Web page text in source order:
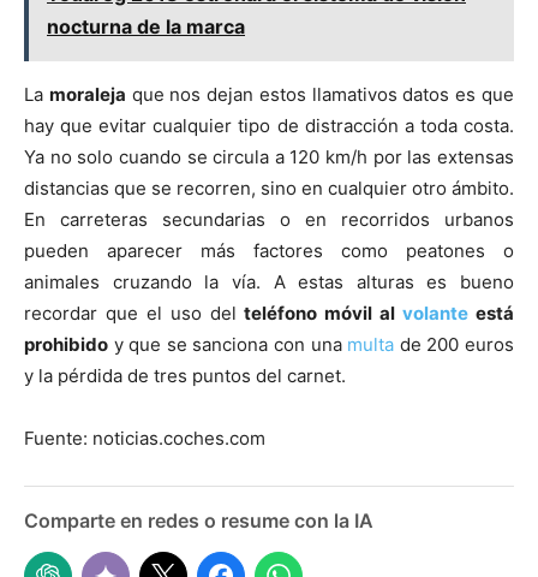
nocturna de la marca
La moraleja que nos dejan estos llamativos datos es que
hay que evitar cualquier tipo de distracción a toda costa.
Ya no solo cuando se circula a 120 km/h por las extensas
distancias que se recorren, sino en cualquier otro ámbito.
En carreteras secundarias o en recorridos urbanos
pueden aparecer más factores como peatones o
animales cruzando la vía. A estas alturas es bueno
recordar que el uso delteléfono móvil alvolante está
prohibido y que se sanciona con una multa de 200 euros
y la pérdida de tres puntos del carnet.
Fuente: noticias.coches.com
Comparte en redes o resume con la IA